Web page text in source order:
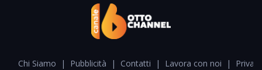
Chi Siamo | Pubblicità | Contatti | Lavora con noi |